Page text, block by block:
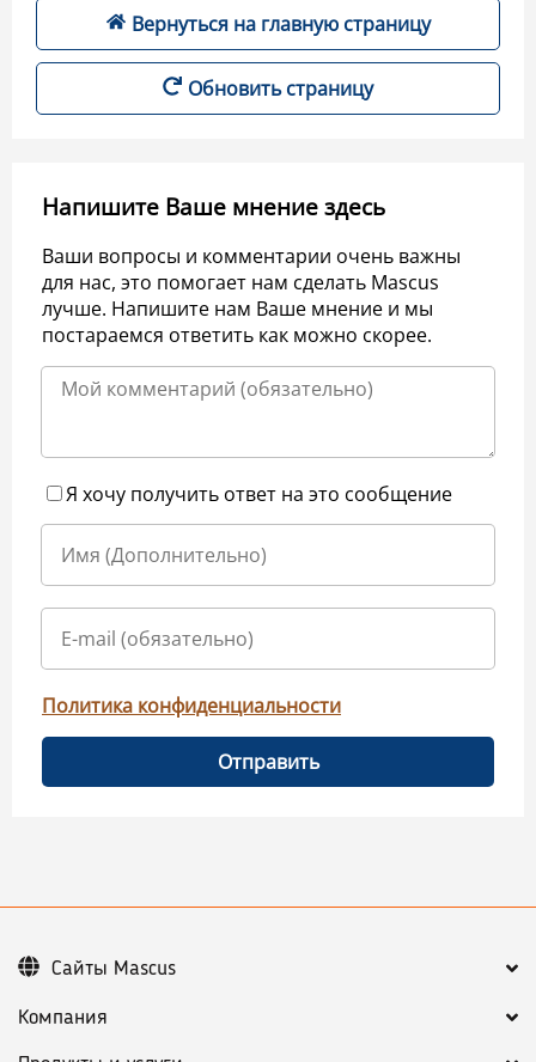
Вернуться на главную страницу
Обновить страницу
Напишите Ваше мнение здесь
Ваши вопросы и комментарии очень важны
для нас, это помогает нам сделать Mascus
лучше. Напишите нам Ваше мнение и мы
постараемся ответить как можно скорее.
Я хочу получить ответ на это сообщение
Политика конфиденциальности
Отправить
Компания
Сайты Mascus